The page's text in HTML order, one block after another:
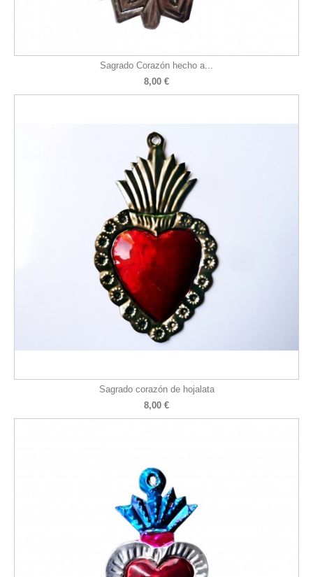
Sagrado Corazón hecho a...
8,00 €
Sagrado corazón de hojalata
8,00 €